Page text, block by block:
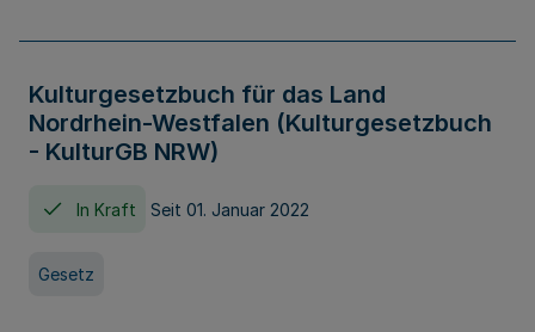
Kulturgesetzbuch für das Land
Nordrhein-Westfalen (Kulturgesetzbuch
- KulturGB NRW)
In Kraft Seit 01. Januar 2022
Gesetz